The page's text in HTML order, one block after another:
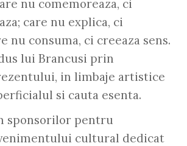
nu comemoreaza, ci
care nu explica, ci
nu consuma, ci creeaza sens.
lui Brancusi prin
in limbaje artistice
si cauta esenta.
sponsorilor pentru
cultural dedicat